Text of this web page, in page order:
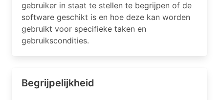
gebruiker in staat te stellen te begrijpen of de
software geschikt is en hoe deze kan worden
gebruikt voor specifieke taken en
gebruikscondities.
Begrijpelijkheid